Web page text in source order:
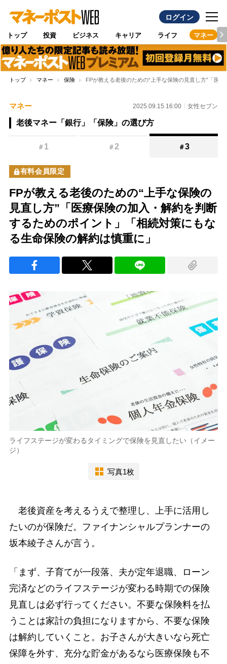
ログイン
トップ 投資 ビジネス キャリア ライフ マネー
トップ マネー 保険 FPが教える老後のための“上手な保険の見直し方”「医
マネー 2025.09.15 16:00 女性セブン
老後マネー「銀行」「保険」の選び方
＃ 1 ＃2 ＃3
有料会員限定
FPが教える老後のための“上手な保険の
見直し方”「医療保険の加入・解約を判断
するためのポイント」「相続対策にもな
る生命保険の解約は慎重に」
ライフステージが変わるタイミングで保険を見直したい（イメー
ジ）
写真1枚
老後資産を考えるうえで整理し、上手に活用し
たいのが保険だ。ファイナンシャルプランナーの
坂本綾子さんが言う。
「まず、子育てが一段落、夫が定年退職、ローン
完済などのライフステージが変わる時期での保険
見直しは必ず行ってください。不要な保険料を払
うことは家計の負担になりますから、不要な保険
は解約していくこと。お子さんが大きいなら死亡
保障を外す、充分な貯金があるなら医療保険も不